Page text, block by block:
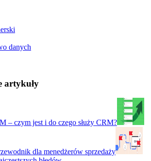
danych
artykuły
– czym jest i do czego służy CRM?
dla menedżerów sprzedaży